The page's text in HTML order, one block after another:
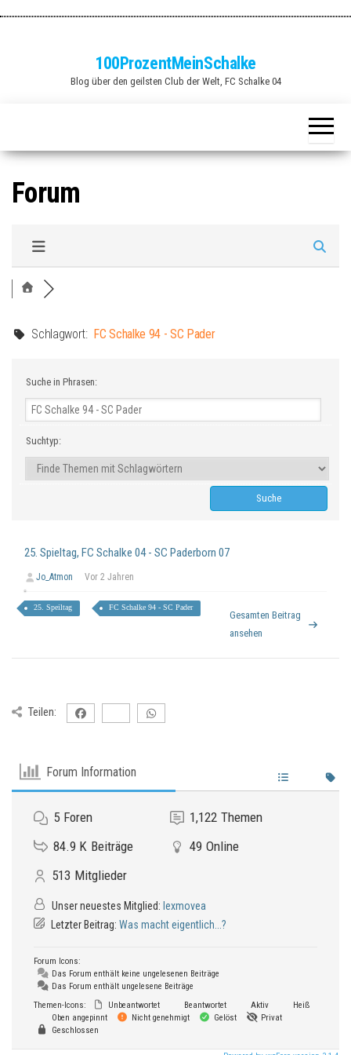
100ProzentMeinSchalke
Blog über den geilsten Club der Welt, FC Schalke 04
Forum
Schlagwort: FC Schalke 94 - SC Pader
Suche in Phrasen:
Suchtyp:
25. Spieltag, FC Schalke 04 - SC Paderborn 07
Jo_Atmon Vor 2 Jahren
25. Speiltag FC Schalke 94 - SC Pader
Gesamten Beitrag
ansehen
Teilen:
Forum Information
5 Foren 1,122 Themen
84.9 K Beiträge 49 Online
513 Mitglieder
Unser neuestes Mitglied: lexmovea
Letzter Beitrag: Was macht eigentlich...?
Forum Icons:
Das Forum enthält keine ungelesenen Beiträge
Das Forum enthält ungelesene Beiträge
Themen-Icons:
Unbeantwortet Beantwortet Aktiv
Heiß
Oben angepinnt
Nicht genehmigt Gelöst
Privat
Geschlossen